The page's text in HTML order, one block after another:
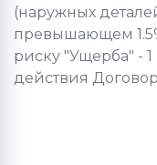
(наружных
превышающем
риску "Ущерба" -
действия